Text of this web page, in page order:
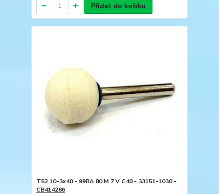
Přidat do košíku
T52 10-3x40 - 99BA 80 M 7 V C40 - 33151-1030 -
CB414286